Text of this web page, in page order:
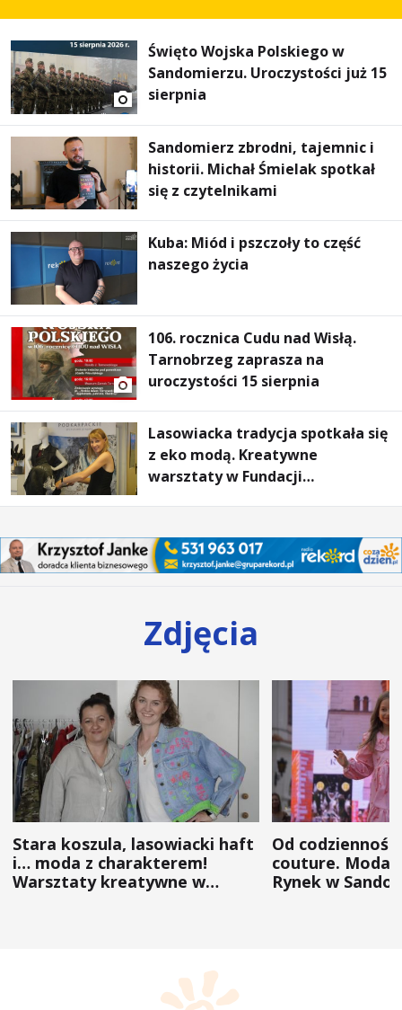
Święto Wojska Polskiego w
Sandomierzu. Uroczystości już 15
sierpnia
Sandomierz zbrodni, tajemnic i
historii. Michał Śmielak spotkał
się z czytelnikami
Kuba: Miód i pszczoły to część
naszego życia
106. rocznica Cudu nad Wisłą.
Tarnobrzeg zaprasza na
uroczystości 15 sierpnia
Lasowiacka tradycja spotkała się
z eko modą. Kreatywne
warsztaty w Fundacji
Zdjęcia
Stara koszula, lasowiacki haft
i… moda z charakterem!
Warsztaty kreatywne w
Od
couture. Moda
Rynek w